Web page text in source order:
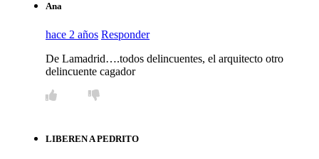
Ana
hace 2 años Responder
De Lamadrid….todos delincuentes, el arquitecto otro
delincuente cagador
LIBEREN A PEDRITO